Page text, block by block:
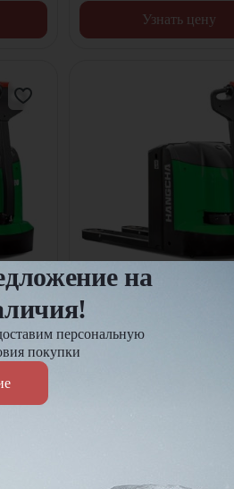
Узнать цену
HC
3000кг
Электротележка Hangcha
Грузоподъемность:
В наличии
на
персональную
покупки